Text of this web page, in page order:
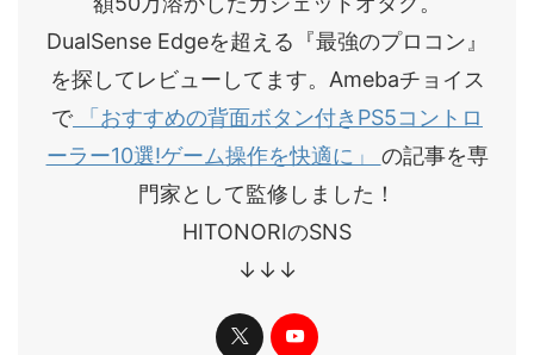
DualSense Edgeを超える『最強のプロコン』
を探してレビューしてます。Amebaチョイス
で「おすすめの背面ボタン付きPS5コントロ
ーラー10選!ゲーム操作を快適に」 の記事を専
門家として監修しました！
HITONORIのSNS
↓↓↓